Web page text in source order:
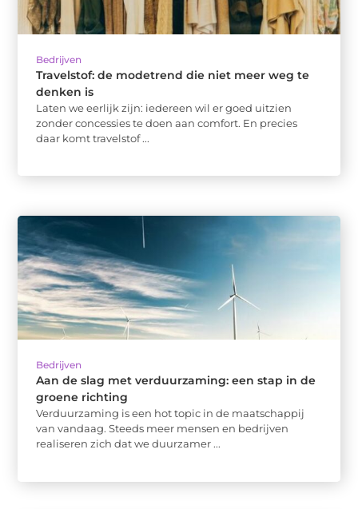
Bedrijven
Travelstof: de modetrend die niet meer weg te
denken is
Laten we eerlijk zijn: iedereen wil er goed uitzien
zonder concessies te doen aan comfort. En precies
daar komt travelstof ...
Bedrijven
Aan de slag met verduurzaming: een stap in de
groene richting
Verduurzaming is een hot topic in de maatschappij
van vandaag. Steeds meer mensen en bedrijven
realiseren zich dat we duurzamer ...